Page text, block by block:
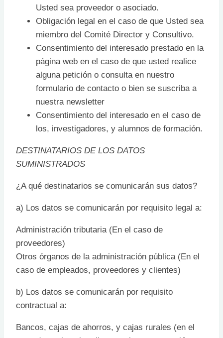
Usted sea proveedor o asociado.
Obligación legal en el caso de que Usted sea
miembro del Comité Director y Consultivo.
Consentimiento del interesado prestado en la
página web en el caso de que usted realice
alguna petición o consulta en nuestro
formulario de contacto o bien se suscriba a
nuestra newsletter
Consentimiento del interesado en el caso de
los, investigadores, y alumnos de formación.
DESTINATARIOS DE LOS DATOS
SUMINISTRADOS
¿A qué destinatarios se comunicarán sus datos?
a) Los datos se comunicarán por requisito legal a:
Administración tributaria (En el caso de
proveedores)
Otros órganos de la administración pública (En el
caso de empleados, proveedores y clientes)
b) Los datos se comunicarán por requisito
contractual a:
Bancos, cajas de ahorros, y cajas rurales (en el